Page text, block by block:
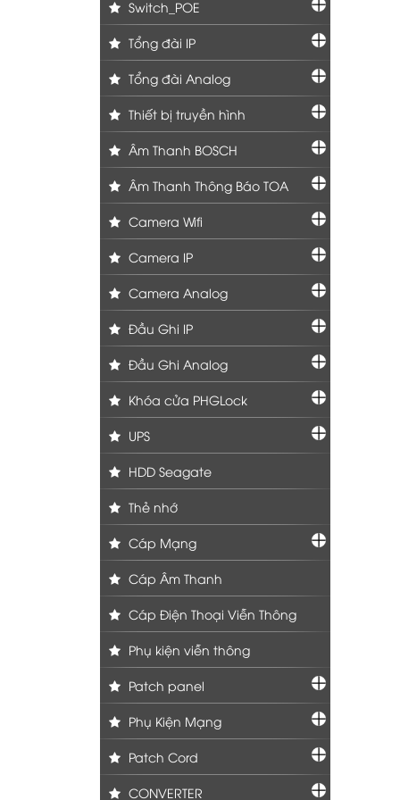
Switch_POE
Tổng đài IP
Tổng đài Analog
Thiết bị truyền hình
Âm Thanh BOSCH
Âm Thanh Thông Báo TOA
Camera Wifi
Camera IP
Camera Analog
Đầu Ghi IP
Đầu Ghi Analog
Khóa cửa PHGLock
UPS
HDD Seagate
Thẻ nhớ
Cáp Mạng
Cáp Âm Thanh
Cáp Điện Thoại Viễn Thông
Phụ kiện viễn thông
Patch panel
Phụ Kiện Mạng
Patch Cord
CONVERTER